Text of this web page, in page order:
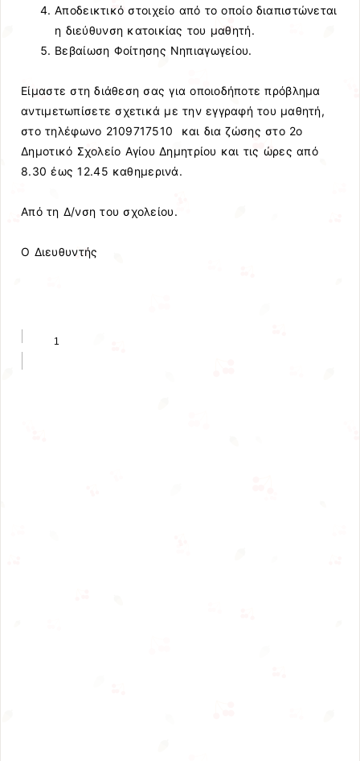
Αποδεικτικό στοιχείο από το οποίο διαπιστώνεται
η διεύθυνση κατοικίας του μαθητή.
Βεβαίωση Φοίτησης Νηπιαγωγείου.
Είμαστε στη διάθεση σας για οποιοδήποτε πρόβλημα
αντιμετωπίσετε σχετικά με την εγγραφή του μαθητή,
στο τηλέφωνο 2109717510 και δια ζώσης στο 2ο
Δημοτικό Σχολείο Αγίου Δημητρίου και τις ώρες από
8.30 έως 12.45 καθημερινά.
Από τη Δ/νση του σχολείου.
Ο Διευθυντής